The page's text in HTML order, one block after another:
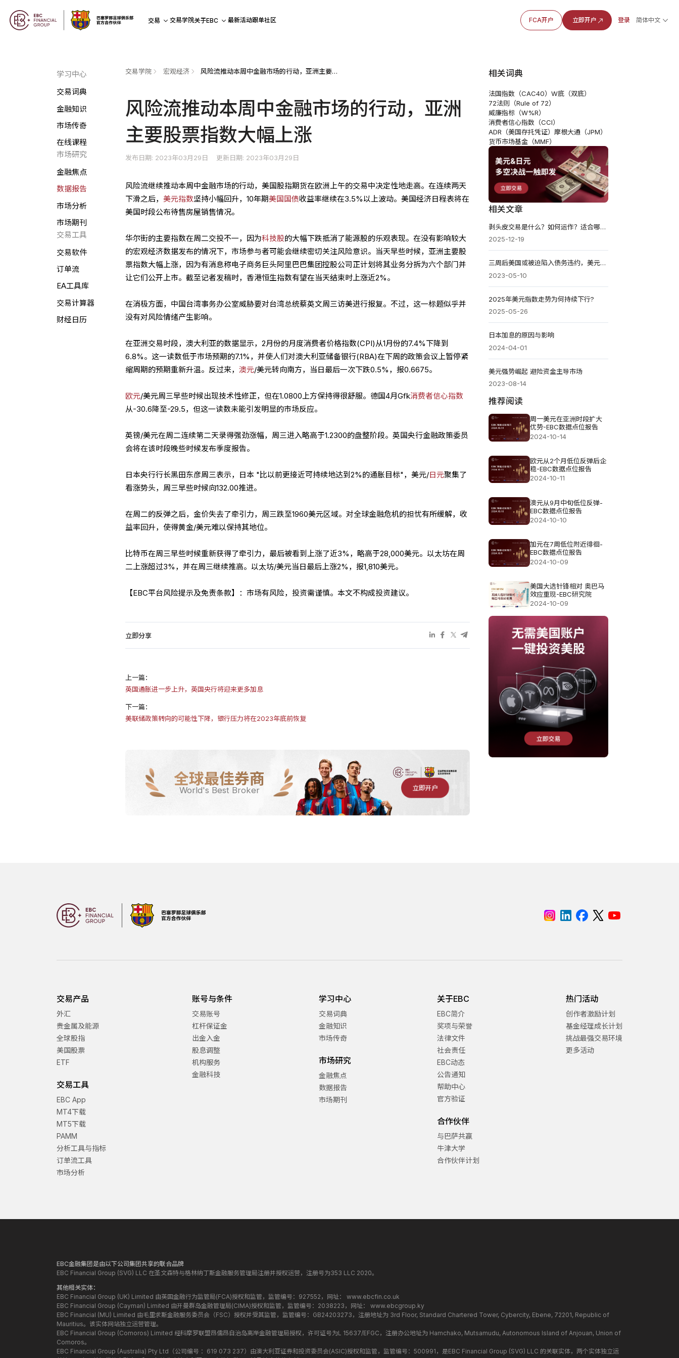
交易 交易学院关于EBC 最新活动跟单社区 FCA开户 立即开户 登录 简体中文
学习中心
交易词典
金融知识
市场传奇
在线课程
市场研究
金融焦点
数据报告
市场分析
市场期刊
交易工具
交易软件
订单流
EA工具库
交易计算器
财经日历
交易学院 宏观经济 风险流推动本周中金融市场的行动，亚洲主要股票指数大幅上涨
风险流推动本周中金融市场的行动，亚洲
主要股票指数大幅上涨
发布日期: 2023年03月29日 更新日期: 2023年03月29日
风险流继续推动本周中金融市场的行动，美国股指期货在欧洲上午的交易中决定性地走高。在连续两天
下滑之后，美元指数坚持小幅回升，10年期美国 国债收益率继续在3.5%以上波动。美国经济日程表将在
美国时段公布待售房屋销售情况。
华尔街的主要指数在周二交投不一，因为科技股的大幅下跌抵消了能源股的乐观表现。在没有影响较大
的宏观经济数据发布的情况下，市场参与者可能会继续密切关注风险意识。当天早些时候，亚洲主要股
票指数大幅上涨，因为有消息称电子商务巨头阿里巴巴集团控股公司正计划将其业务分拆为六个部门并
让它们公开上市。截至记者发稿时，香港恒生指数有望在当天结束时上涨近2%。
在消极方面，中国台湾事务办公室威胁要对台湾总统蔡英文周三访美进行报复。不过，这一标题似乎并
没有对风险情绪产生影响。
在亚洲交易时段，澳大利亚的数据显示，2月份的月度消费者价格指数(CPI)从1月份的7.4%下降到
6.8%。这一读数低于市场预期的7.1%，并使人们对澳大利亚储备银行(RBA)在下周的政策会议上暂停紧
缩周期的预期重新升温。反过来，澳元/美元转向南方，当日最后一次下跌0.5%，报0.6675。
欧元/美元周三早些时候出现技术性修正，但在1.0800上方保持得很舒服。德国4月Gfk消费者信心指数
从-30.6降至-29.5，但这一读数未能引发明显的市场反应。
英镑/美元在周二连续第二天录得强劲涨幅，周三进入略高于1.2300的盘整阶段。英国央行金融政策委员
会将在该时段晚些时候发布季度报告。
日本央行行长黑田东彦周三表示，日本 "比以前更接近可持续地达到2%的通胀目标"，美元/日元聚集了
看涨势头，周三早些时候向132.00推进。
在周二的反弹之后，金价失去了牵引力，周三跌至1960美元区域。对全球金融危机的担忧有所缓解，收
益率回升，使得黄金/美元难以保持其地位。
比特币在周三早些时候重新获得了牵引力，最后被看到上涨了近3%，略高于28,000美元。以太坊在周
二上涨超过3%，并在周三继续推高。以太坊/美元当日最后上涨2%，报1,810美元。
【EBC平台风险提示及免责条款】：市场有风险，投资需谨慎。本文不构成投资建议。
立即分享
上一篇：
英国通胀进一步上升，英国央行将迎来更多加息
下一篇：
美联储政策转向的可能性下降，银行压力将在2023年底前恢复
全球最佳券商
World's Best Broker 立即开户
相关词典
法国指数（CAC40） W底（双底）
72法则（Rule of 72）
威廉指标（W%R）
消费者信心指数（CCI）
ADR（美国存托凭证） 摩根大通（JPM）
货币市场基金（MMF）
相关文章
剥头皮交易是什么？如何运作？适合哪些市场与交易者？
2025-12-19
三周后美国或被迫陷入债务违约，美元指数连续两个交易日反弹
2023-05-10
2025年美元指数走势为何持续下行?
2025-05-26
日本加息的原因与影响
2024-04-01
美元强势崛起 避险资金主导市场
2023-08-14
推荐阅读
周一美元在亚洲时段扩大
优势-EBC数据点位报告
2024-10-14
欧元从2个月低位反弹后企
稳-EBC数据点位报告
2024-10-11
澳元从9月中旬低位反弹-
EBC数据点位报告
2024-10-10
加元在7周低位附近徘徊-
EBC数据点位报告
2024-10-09
美国大选针锋相对 奥巴马
效应重现-EBC研究院
2024-10-09
交易产品
外汇
贵金属及能源
全球股指
美国股票
ETF
交易工具
EBC App
MT4下载
MT5下载
PAMM
分析工具与指标
订单流工具
市场分析
账号与条件
交易账号
杠杆保证金
出金入金
股息调整
机构服务
金融科技
学习中心
交易词典
金融知识
市场传奇
市场研究
金融焦点
数据报告
市场期刊
关于EBC
EBC简介
奖项与荣誉
法律文件
社会责任
EBC动态
公告通知
帮助中心
官方验证
合作伙伴
与巴萨共赢
牛津大学
合作伙伴计划
热门活动
创作者激励计划
基金经理成长计划
挑战最强交易环境
更多活动
EBC金融集团是由以下公司集团共享的联合品牌
EBC Financial Group (SVG) LLC 在圣文森特与格林纳丁斯金融服务管理局注册并授权运营，注册号为353 LLC 2020。
其他相关实体：
EBC Financial Group (UK) Limited 由英国金融行为监管局(FCA)授权和监管，监管编号：927552，网址： www.ebcfin.co.uk
EBC Financial Group (Cayman) Limited 由开曼群岛金融管理局(CIMA)授权和监管，监管编号：2038223，网址： www.ebcgroup.ky
EBC Financial (MU) Limited 由毛里求斯金融服务委员会（FSC）授权并受其监管，监管编号：GB24203273，注册地址为 3rd Floor, Standard Chartered Tower, Cybercity, Ebene, 72201, Republic of
Mauritius。该实体网站独立运营管理。
EBC Financial Group (Comoros) Limited 经科摩罗联盟昂儒昂自治岛离岸金融管理局授权，许可证号为L 15637/EFGC，注册办公地址为 Hamchako, Mutsamudu, Autonomous Island of Anjouan, Union of
Comoros。
EBC Financial Group (Australia) Pty Ltd（公司编号 ：619 073 237）由澳大利亚证券和投资委员会(ASIC)授权和监管，监管编号：500991，是EBC Financial Group (SVG) LLC 的关联实体，两个实体独立运